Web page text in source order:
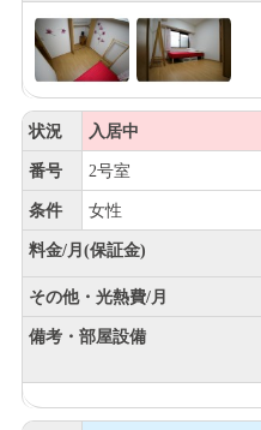
状況 入居中
番号 2号室
条件 女性
料金/月(保証金)
その他・光熱費/月
備考・部屋設備